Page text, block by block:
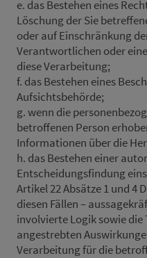
e. das Bestehen eines
Löschung der Sie
oder auf Einschränkung
Verantwortlichen oder
diese Verarbeitung;
f. das Bestehen eines
Aufsichtsbehörde;
g. wenn die
betroffenen Person
Informationen über die
h. das Bestehen einer
Entscheidungsfindung
Artikel 22 Absätze 1 und 4
diesen Fällen –
involvierte Logik sowie die
angestrebten
Verarbeitung für die